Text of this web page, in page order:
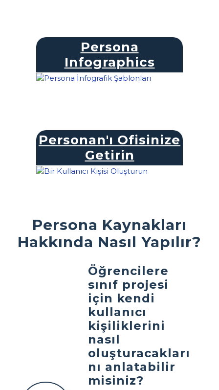
Persona
Infographics
Personan'ı Ofisinize
Getirin
Persona Kaynakları
Hakkında Nasıl Yapılır?
Öğrencilere
sınıf projesi
için kendi
kullanıcı
kişiliklerini
nasıl
oluşturacakları
nı anlatabilir
misiniz?